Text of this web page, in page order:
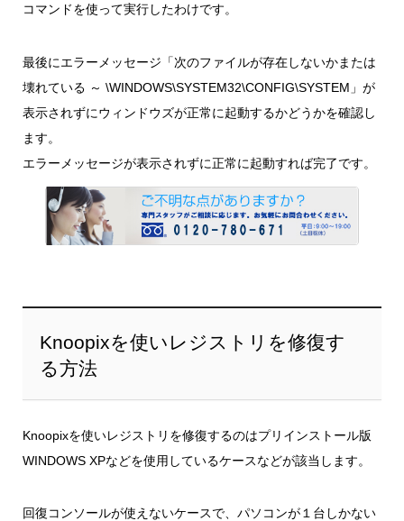
コマンドを使って実行したわけです。
最後にエラーメッセージ「次のファイルが存在しないかまたは
壊れている ～ \WINDOWS\SYSTEM32\CONFIG\SYSTEM」が
表示されずにウィンドウズが正常に起動するかどうかを確認し
ます。
エラーメッセージが表示されずに正常に起動すれば完了です。
Knoopixを使いレジストリを修復す
る方法
Knoopixを使いレジストリを修復するのはプリインストール版
WINDOWS XPなどを使用しているケースなどが該当します。
回復コンソールが使えないケースで、パソコンが１台しかない